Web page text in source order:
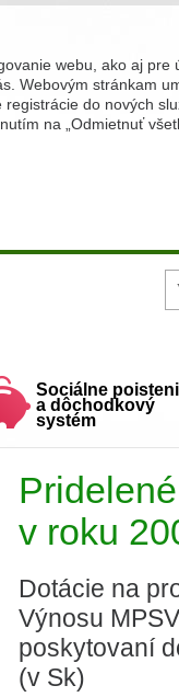
webu, ako aj
Webovým stránkam
do nových
na „Odmietnuť
a rodiny
Sociálne
a dôchodkový
systém
v roku
Dotácie na
Výnosu
poskytovaní
(v Sk)